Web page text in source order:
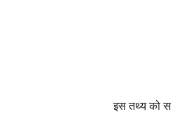
इस तथ्य को